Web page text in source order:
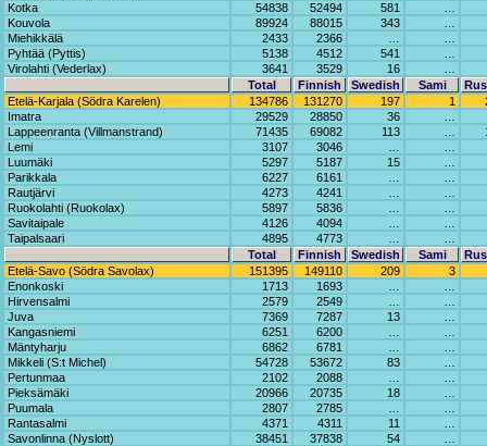
Kotka
54838 52494 581
Kouvola
89924 88015 343
Miehikkälä
2433 2366
Pyhtää (Pyttis)
5138 4512 541
Virolahti (Vederlax)
3641 3529 16
Total
Finnish Swedish Sami
Etelä-Karjala (Södra Karelen)
134786 131270 197 1
Imatra
29529 28850 36
Lappeenranta (Villmanstrand)
71435 69082 113
Lemi
3107 3046
Luumäki
5297 5187 15
Parikkala
6227 6161
Rautjärvi
4273 4241
Ruokolahti (Ruokolax)
5897 5836
Savitaipale
4126 4094
Taipalsaari
4895 4773
Total
Finnish Swedish Sami
Etelä-Savo (Södra Savolax)
151395 149110 209
3
Enonkoski
1713 1693
Hirvensalmi
2579 2549
Juva
7369 7287 13
Kangasniemi
6251 6200
Mäntyharju
6862 6781
Mikkeli (S:t Michel)
54728 53672 83
Pertunmaa
2102 2088
Pieksämäki
20966 20735 18
Puumala
2807 2785
Rantasalmi
4371 4311 11
Savonlinna (Nyslott)
38451 37838 54